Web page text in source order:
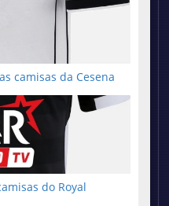
camisas da Cesena
do Royal